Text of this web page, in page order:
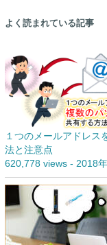
よく読まれている記事
１つのメールアドレス
法と注意点
620,778 views- 2018